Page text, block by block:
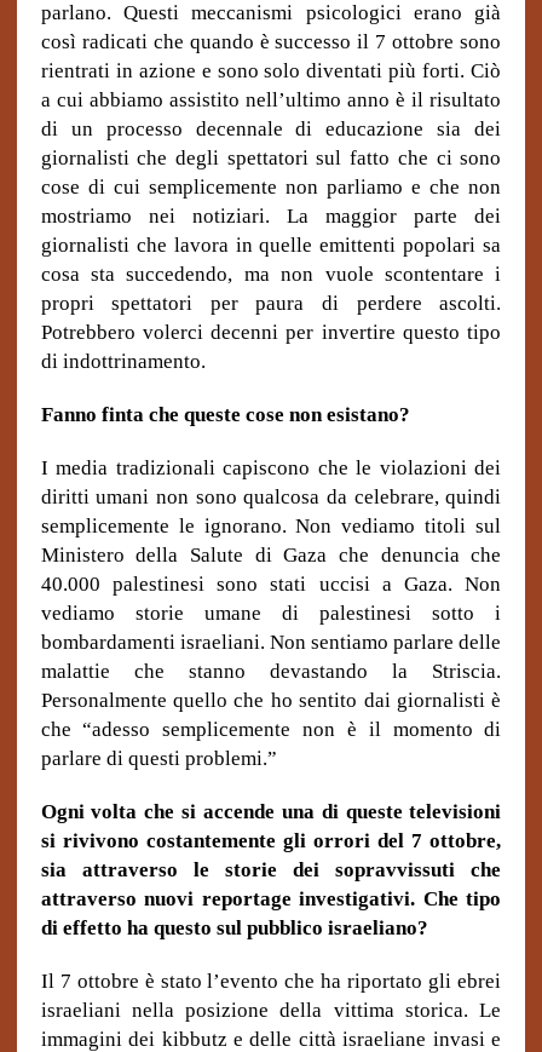
parlano. Questi meccanismi psicologici erano già
così radicati che quando è successo il 7 ottobre sono
rientrati in azione e sono solo diventati più forti. Ciò
a cui abbiamo assistito nell’ultimo anno è il risultato
di un processo decennale di educazione sia dei
giornalisti che degli spettatori sul fatto che ci sono
cose di cui semplicemente non parliamo e che non
mostriamo nei notiziari. La maggior parte dei
giornalisti che lavora in quelle emittenti popolari sa
cosa sta succedendo, ma non vuole scontentare i
propri spettatori per paura di perdere ascolti.
Potrebbero volerci decenni per invertire questo tipo
di indottrinamento.
Fanno finta che queste cose non esistano?
I media tradizionali capiscono che le violazioni dei
diritti umani non sono qualcosa da celebrare, quindi
semplicemente le ignorano. Non vediamo titoli sul
Ministero della Salute di Gaza che denuncia che
40.000 palestinesi sono stati uccisi a Gaza. Non
vediamo storie umane di palestinesi sotto i
bombardamenti israeliani. Non sentiamo parlare delle
malattie che stanno devastando la Striscia.
Personalmente quello che ho sentito dai giornalisti è
che “adesso semplicemente non è il momento di
parlare di questi problemi.”
Ogni volta che si accende una di queste televisioni
si rivivono costantemente gli orrori del 7 ottobre,
sia attraverso le storie dei sopravvissuti che
attraverso nuovi reportage investigativi. Che tipo
di effetto ha questo sul pubblico israeliano?
Il 7 ottobre è stato l’evento che ha riportato gli ebrei
israeliani nella posizione della vittima storica. Le
immagini dei kibbutz e delle città israeliane invasi e